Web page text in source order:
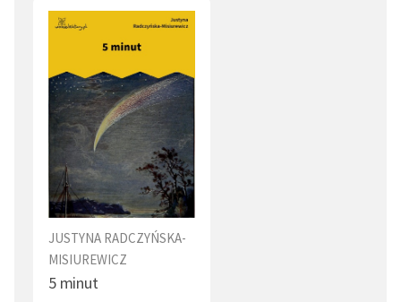
JUSTYNA RADCZYŃSKA-
MISIUREWICZ
5 minut